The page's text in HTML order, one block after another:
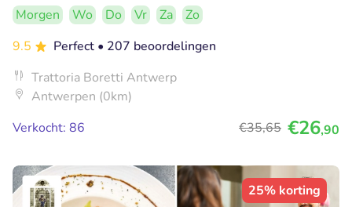
Morgen Wo Do Vr Za
Zo
9.5
Perfect • 207 beoordelingen
Trattoria Boretti Antwerp
Antwerpen (0km)
Verkocht: 86
€35,65 €26,90
25% korting